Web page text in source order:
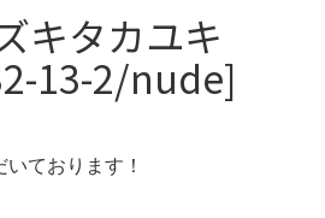
キタカユキ
13-2/nude]
ております！